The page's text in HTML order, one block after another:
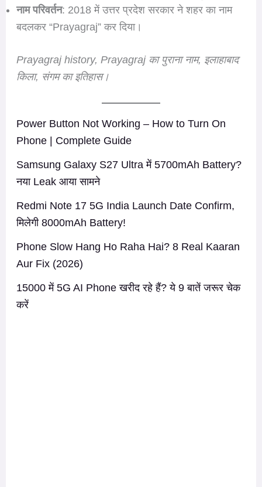
नाम परिवर्तन: 2018 में उत्तर प्रदेश सरकार ने शहर का नाम
बदलकर “Prayagraj” कर दिया।
Prayagraj history, Prayagraj का पुराना नाम, इलाहाबाद
किला, संगम का इतिहास।
Power Button Not Working – How to Turn On
Phone | Complete Guide
Samsung Galaxy S27 Ultra में 5700mAh Battery?
नया Leak आया सामने
Redmi Note 17 5G India Launch Date Confirm,
मिलेगी 8000mAh Battery!
Phone Slow Hang Ho Raha Hai? 8 Real Kaaran
Aur Fix (2026)
15000 में 5G AI Phone खरीद रहे हैं? ये 9 बातें जरूर चेक
करें